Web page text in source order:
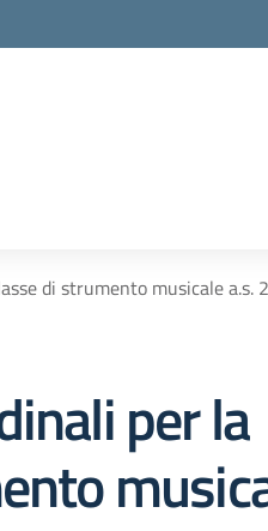
di strumento musicale a.s.
per la